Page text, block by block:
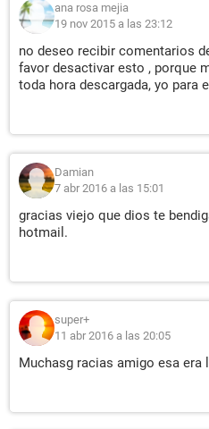
ana rosa mejia
19 nov 2015 a las 23:12
no deseo recibir comentarios
favor desactivar esto , porque
toda hora descargada, yo para
Damian
7 abr 2016 a las 15:01
gracias viejo que dios te
hotmail.
super+
11 abr 2016 a las 20:05
Muchasg racias amigo esa era